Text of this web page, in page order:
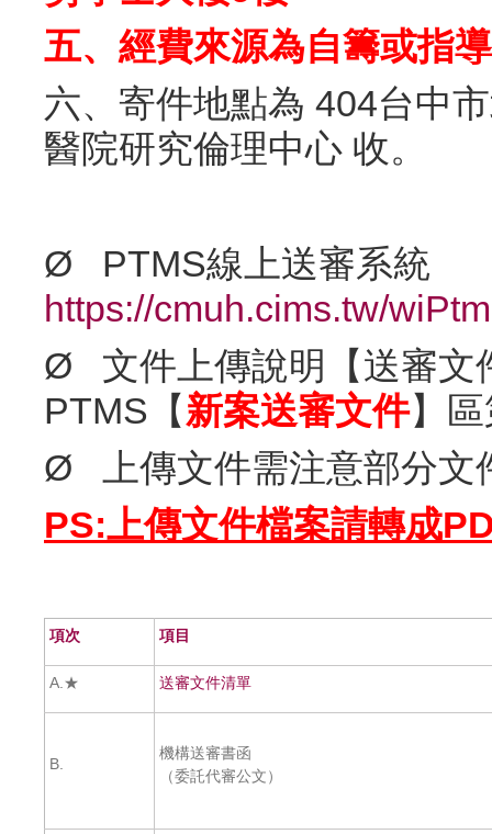
五、經費來源為自籌或指
六、寄件地點為 404台中
醫院研究倫理中心 收。
Ø PTMS線上送審系統
https://cmuh.cims.tw/
Ø 文件上傳說明【送審文
PTMS【新案送審文件】
Ø 上傳文件需注意部分文
PS:上傳文件檔案請轉成
項次 項目
A.★ 送審文件清單
B.
機構送審書函
（委託代審公文）